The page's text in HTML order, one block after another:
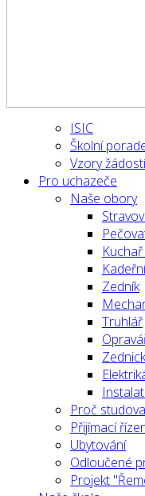
ISIC
Školní
Vzory žádostí
Pro uchazeče
Naše obory
Zedník
Truhlář
Proč
Přijímací
Ubytování
Odloučené
Projekt